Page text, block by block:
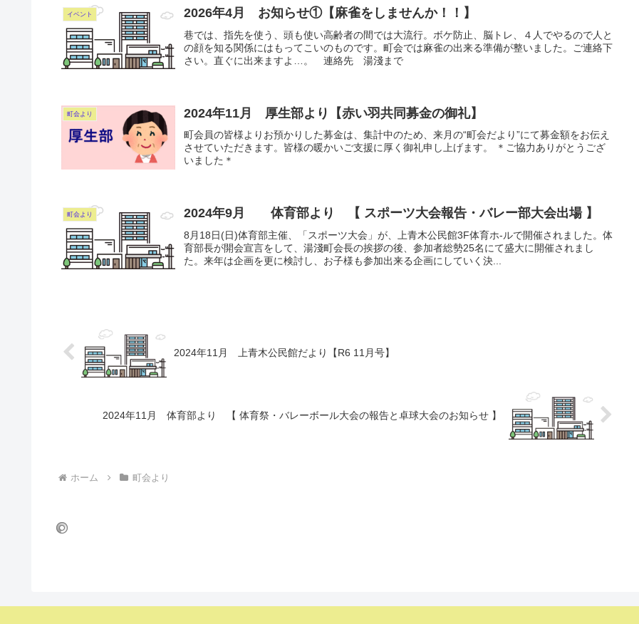
イベント 2026年4月 お知らせ①【麻雀をしませんか！！】
巷では、指先を使う、頭も使い高齢者の間では大流行。ボケ防止、脳トレ、４人でやるので人と
の顔を知る関係にはもってこいのものです。町会では麻雀の出来る準備が整いました。ご連絡下
さい。直ぐに出来ますよ…。 連絡先 湯淺まで
町会より 2024年11月 厚生部より【赤い羽共同募金の御礼】
町会員の皆様よりお預かりした募金は、集計中のため、来月の“町会だより”にて募金額をお伝え
させていただきます。皆様の暖かいご支援に厚く御礼申し上げます。 ＊ご協力ありがとうござ
いました＊
町会より 2024年9月 体育部より 【 スポーツ大会報告・バレー部大会出場 】
8月18日(日)体育部主催、「スポーツ大会」が、上青木公民館3F体育ホ-ルで開催されました。体
育部長が開会宣言をして、湯淺町会長の挨拶の後、参加者総勢25名にて盛大に開催されまし
た。来年は企画を更に検討し、お子様も参加出来る企画にしていく決...
2024年11月 上青木公民館だより【R6 11月号】
2024年11月 体育部より 【 体育祭・バレーボール大会の報告と卓球大会のお知らせ 】
ホーム 町会より